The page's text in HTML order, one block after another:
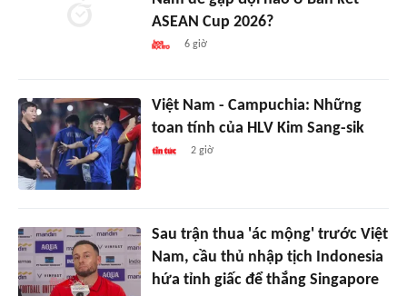
ASEAN Cup 2026?
6 giờ
Việt Nam - Campuchia: Những
toan tính của HLV Kim Sang-sik
2 giờ
Sau trận thua 'ác mộng' trước Việt
Nam, cầu thủ nhập tịch Indonesia
hứa tỉnh giấc để thắng Singapore